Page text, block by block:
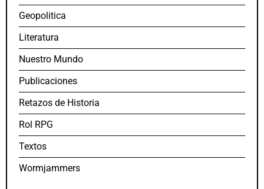
Geopolitica
Literatura
Nuestro Mundo
Publicaciones
Retazos de Historia
Rol RPG
Textos
Wormjammers